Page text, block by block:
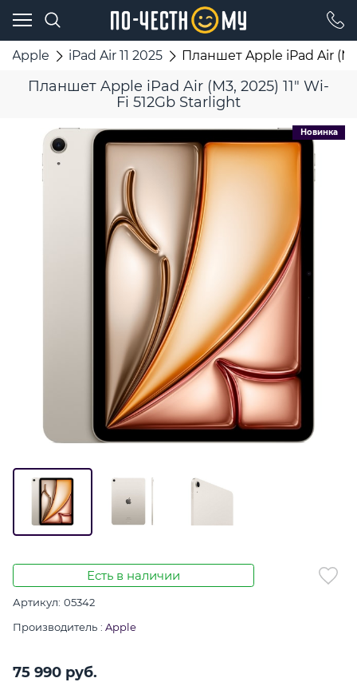
Apple iPad Air 11 2025 Планшет Apple iPad Air
Планшет Apple iPad Air (M3, 2025) 11" Wi-
Fi 512Gb Starlight
Новинка
Есть в наличии
Артикул: 05342
Производитель : Apple
75 990 руб.